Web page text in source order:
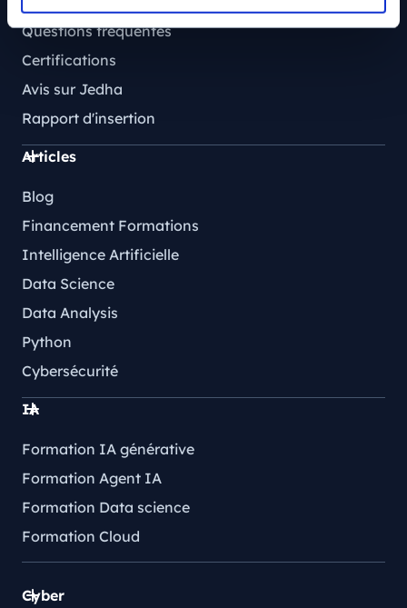
Questions fréquentes
Certifications
Avis sur Jedha
Rapport d'insertion
Articles
Blog
Financement Formations
Intelligence Artificielle
Data Science
Data Analysis
Python
Cybersécurité
IA
Formation IA générative
Formation Agent IA
Formation Data science
Formation Cloud
Cyber